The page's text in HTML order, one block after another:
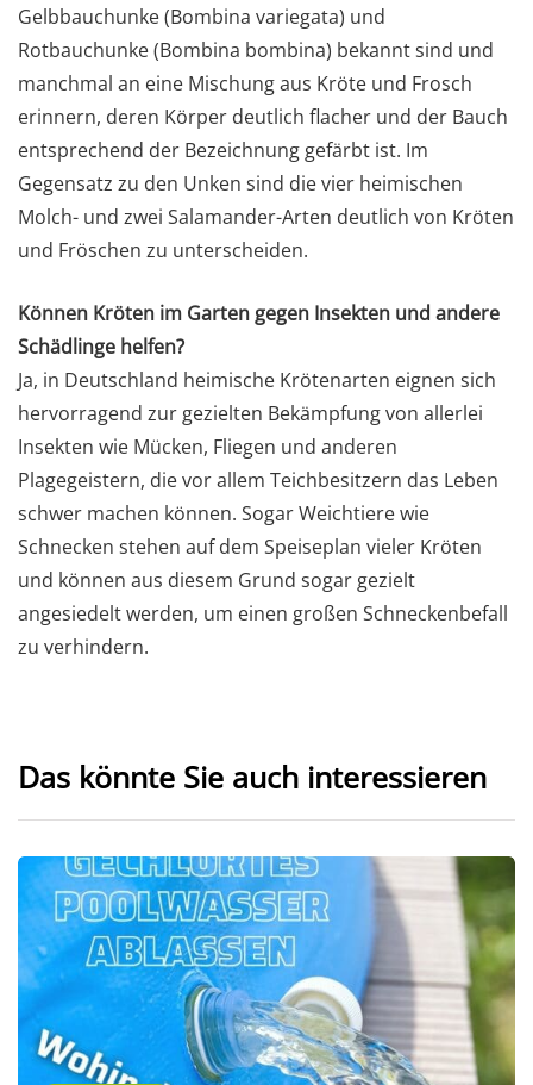
Gelbbauchunke (Bombina variegata) und
Rotbauchunke (Bombina bombina) bekannt sind und
manchmal an eine Mischung aus Kröte und Frosch
erinnern, deren Körper deutlich flacher und der Bauch
entsprechend der Bezeichnung gefärbt ist. Im
Gegensatz zu den Unken sind die vier heimischen
Molch- und zwei Salamander-Arten deutlich von Kröten
und Fröschen zu unterscheiden.
Können Kröten im Garten gegen Insekten und andere
Schädlinge helfen?
Ja, in Deutschland heimische Krötenarten eignen sich
hervorragend zur gezielten Bekämpfung von allerlei
Insekten wie Mücken, Fliegen und anderen
Plagegeistern, die vor allem Teichbesitzern das Leben
schwer machen können. Sogar Weichtiere wie
Schnecken stehen auf dem Speiseplan vieler Kröten
und können aus diesem Grund sogar gezielt
angesiedelt werden, um einen großen Schneckenbefall
zu verhindern.
Das könnte Sie auch interessieren